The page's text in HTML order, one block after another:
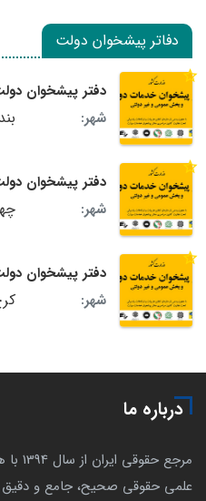
دفاتر پیشخوان دولت
دفتر پیشخوان دولت شماره 192
شهر:
دفتر پیشخوان دولت شماره
شهر:
دفتر پیشخوان دولت
شهر:
درباره ما
علمی حقوقی صحیح، جامع و دقیق